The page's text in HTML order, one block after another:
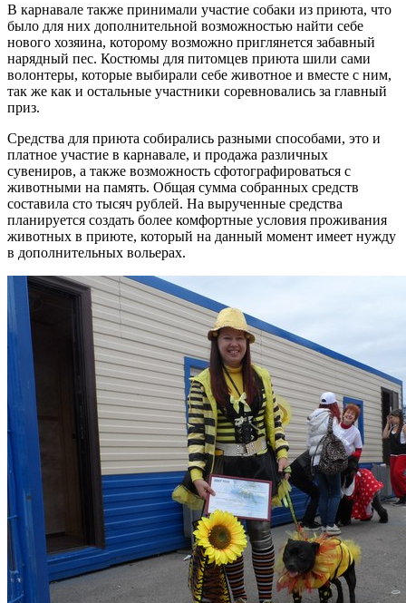
В карнавале также принимали участие собаки из приюта, что
было для них дополнительной возможностью найти себе
нового хозяина, которому возможно приглянется забавный
нарядный пес. Костюмы для питомцев приюта шили сами
волонтеры, которые выбирали себе животное и вместе с ним,
так же как и остальные участники соревновались за главный
приз.
Средства для приюта собирались разными способами, это и
платное участие в карнавале, и продажа различных
сувениров, а также возможность сфотографироваться с
животными на память. Общая сумма собранных средств
составила сто тысяч рублей. На вырученные средства
планируется создать более комфортные условия проживания
животных в приюте, который на данный момент имеет нужду
в дополнительных вольерах.